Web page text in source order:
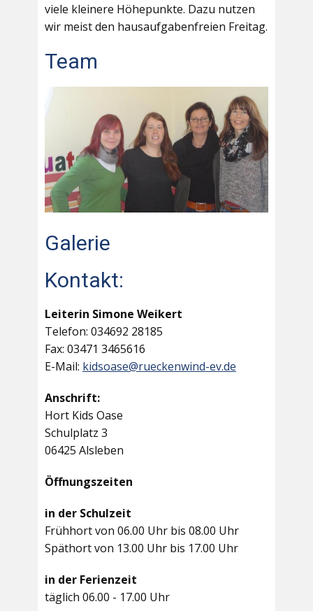
viele kleinere Höhepunkte. Dazu nutzen
wir meist den hausaufgabenfreien Freitag.
Team
Galerie
Kontakt:
Leiterin Simone Weikert
Telefon: 034692 28185
Fax: 03471 3465616
E-Mail: kidsoase@rueckenwind-ev.de
Anschrift:
Hort Kids Oase
Schulplatz 3
06425 Alsleben
Öffnungszeiten
in der Schulzeit
Frühhort von 06.00 Uhr bis 08.00 Uhr
Späthort von 13.00 Uhr bis 17.00 Uhr
in der Ferienzeit
täglich 06.00 - 17.00 Uhr